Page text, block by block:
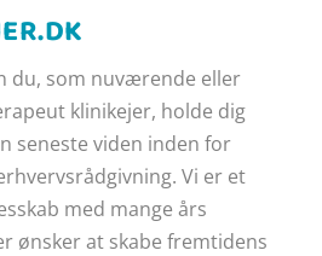
du, som nuværende eller
klinikejer, holde dig
seneste viden inden for
Vi er et
med mange års
ønsker at skabe fremtidens